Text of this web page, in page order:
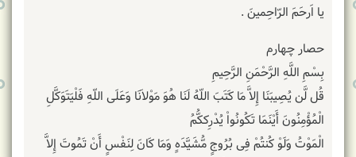
یا اَرحَمَ الرّاحِمینَ .
حصار چهارم
بِسْمِ اللَّهِ الرَّحْمَنِ الرَّحِیمِ
قُل لَّن یُصِیبَنَا إِلاَّ مَا کَتَبَ اللّهُ لَنَا هُوَ مَوْلاَنَا وَعَلَى اللّهِ فَلْیَتَوَکَّلِ
الْمُؤْمِنُونَ أَیْنَمَا تَکُونُواْ یُدْرِککُّمُ
الْمَوْتُ وَلَوْ کُنتُمْ فِی بُرُوجٍ مُّشَیَّدَهٍ وَمَا کَانَ لِنَفْسٍ أَنْ تَمُوتَ إِلاَّ